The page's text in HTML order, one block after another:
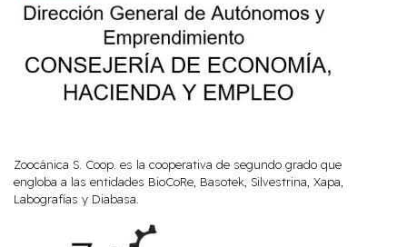
Zoocánica S. Coop. es la cooperativa de segundo grado que
engloba a las entidades BioCoRe, Basotek, Silvestrina, Xapa,
Labografías y Diabasa.